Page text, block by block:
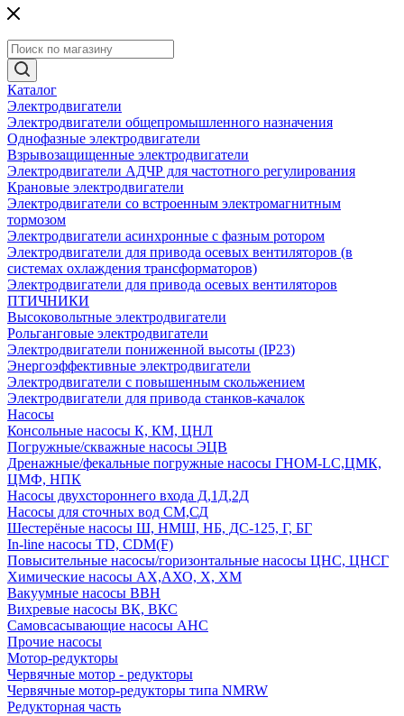
Каталог
Электродвигатели
Электродвигатели общепромышленного назначения
Однофазные электродвигатели
Взрывозащищенные электродвигатели
Электродвигатели АДЧР для частотного регулирования
Крановые электродвигатели
Электродвигатели со встроенным электромагнитным
тормозом
Электродвигатели асинхронные с фазным ротором
Электродвигатели для привода осевых вентиляторов (в
системах охлаждения трансформаторов)
Электродвигатели для привода осевых вентиляторов
ПТИЧНИКИ
Высоковольтные электродвигатели
Рольганговые электродвигатели
Электродвигатели пониженной высоты (IP23)
Энергоэффективные электродвигатели
Электродвигатели с повышенным скольжением
Электродвигатели для привода станков-качалок
Насосы
Консольные насосы К, КМ, ЦНЛ
Погружные/скважные насосы ЭЦВ
Дренажные/фекальные погружные насосы ГНОМ-LC,ЦМК,
ЦМФ, НПК
Насосы двухстороннего входа Д,1Д,2Д
Насосы для сточных вод СМ,СД
Шестерёные насосы Ш, НМШ, НБ, ДС-125, Г, БГ
In-line насосы TD, CDM(F)
Повысительные насосы/горизонтальные насосы ЦНС, ЦНСГ
Химические насосы АХ,АХО, Х, ХМ
Вакуумные насосы ВВН
Вихревые насосы ВК, ВКС
Самовсасывающие насосы АНС
Прочие насосы
Мотор-редукторы
Червячные мотор - редукторы
Червячные мотор-редукторы типа NMRW
Редукторная часть